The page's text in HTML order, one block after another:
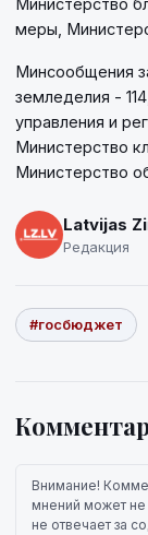
Министерство
меры,
Минсообщения
земледелия -
управления и
Министерство
Министерство
Latvijas
Редакция
#госбюджет
Внимание!
мнений может не
не отвечает за